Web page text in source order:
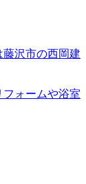
ォームや浴室